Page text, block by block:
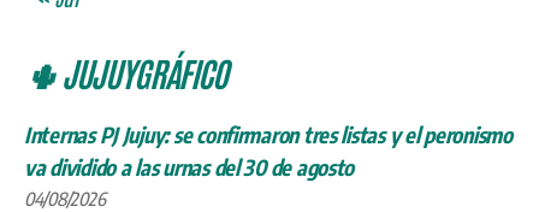
🌵 JUJUYGRÁFICO
Internas PJ Jujuy: se confirmaron tres listas y el peronismo
va dividido a las urnas del 30 de agosto
04/08/2026